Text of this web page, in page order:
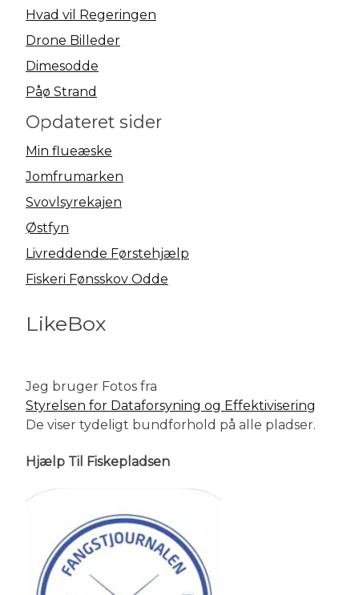
Hvad vil Regeringen
Drone Billeder
Dimesodde
Påø Strand
Opdateret sider
Min flueæske
Jomfrumarken
Svovlsyrekajen
Østfyn
Livreddende Førstehjælp
Fiskeri Fønsskov Odde
LikeBox
Jeg bruger Fotos fra
Styrelsen for Dataforsyning og Effektivisering
De viser tydeligt bundforhold på alle pladser.
Hjælp Til Fiskepladsen